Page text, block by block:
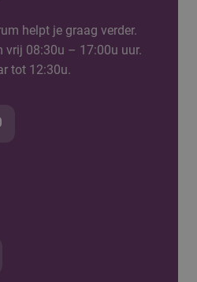
helpt je graag verder.
vrij 08:30u – 17:00u uur.
tot 12:30u.